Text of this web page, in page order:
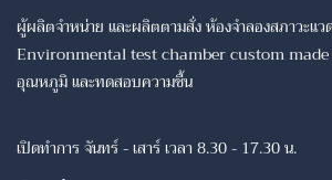
ผู้ผลิตจำหน่าย และผลิตตามสั่ง ห้องจำลองสภาวะแ
Environmental test chamber custom made
อุณหภูมิ และทดสอบความชื้น
เปิดทำการ จันทร์ - เสาร์ เวลา 8.30 - 17.30 น.